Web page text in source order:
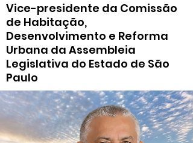
Vice-presidente da Comissão
de Habitação,
Desenvolvimento e Reforma
Urbana da Assembleia
Legislativa do Estado de São
Paulo